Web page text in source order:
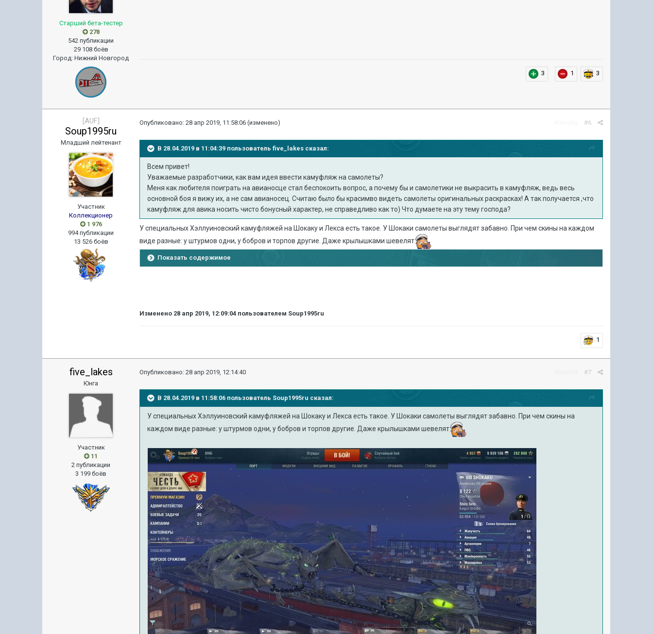
Старший бета-тестер
278
542 публикации
29 108 боёв
Город:Нижний Новгород
3 1 3
[AUF]
Soup1995ru
Младший лейтенант
Участник
Коллекционер
1 976
994 публикации
13 526 боёв
#6
Опубликовано:28 апр 2019, 11:58:06 (изменено)
В 28.04.2019 в 11:04:39 пользовательfive_lakes сказал:
Всем привет!
Уважаемые разработчики, как вам идея ввести камуфляж на самолеты?
Меня как любителя поиграть на авианосце стал беспокоить вопрос, а почему бы и самолетики не выкрасить в камуфляж, ведь весь
основной боя я вижу их, а не сам авианосец. Считаю было бы красимво видеть самолеты оригинальных раскрасках! А так получается ,что
камуфляж для авика носить чисто бонусный характер, не справедливо как то) Что думаете на эту тему господа?
У специальных Хэллуиновский камуфляжей на Шокаку и Лекса есть такое. У Шокаки самолеты выглядят забавно. При чем скины на каждом
виде разные: у штурмов одни, у бобров и торпов другие. Даже крылышками шевелят
Показать содержимое
Изменено 28 апр 2019, 12:09:04 пользователем Soup1995ru
1
five_lakes
Юнга
Участник
11
2 публикации
3 199 боёв
#7
Опубликовано:28 апр 2019, 12:14:40
В 28.04.2019 в 11:58:06 пользователь Soup1995ru сказал:
У специальных Хэллуиновский камуфляжей на Шокаку и Лекса есть такое. У Шокаки самолеты выглядят забавно. При чем скины на
каждом виде разные: у штурмов одни, у бобров и торпов другие. Даже крылышками шевелят